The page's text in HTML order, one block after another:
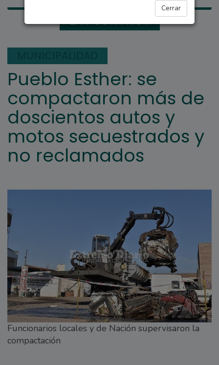
Cerrar
LA POSTA HOY
Pueblo Esther: se
compactaron más de
doscientos autos y
motos secuestrados y
no reclamados
Funcionarios locales y de Nación supervisaron la
compactación